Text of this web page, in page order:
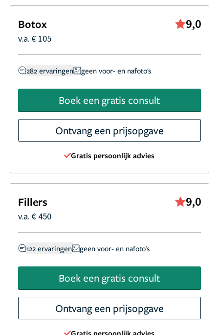
Botox 9,0
v.a. € 105
282 ervaringen geen voor- en nafoto's
Boek een gratis consult
Ontvang een prijsopgave
Gratis persoonlijk advies
Fillers 9,0
v.a. € 450
122 ervaringen geen voor- en nafoto's
Boek een gratis consult
Ontvang een prijsopgave
Gratis persoonlijk advies